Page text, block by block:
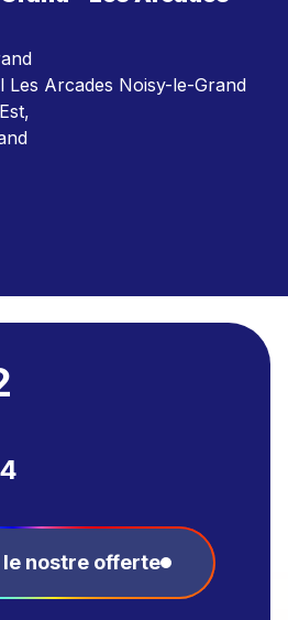
Les Arcades Noisy-le-Grand
le nostre offerte